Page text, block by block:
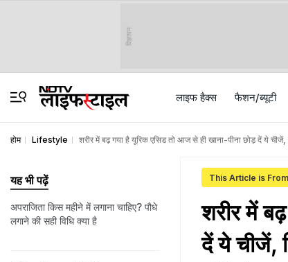
विज्ञापन
लाइफ हैक्स फैशन/ब्‍यूटी
होम Lifestyle शरीर में बढ़ गया है यूरिक एसिड तो आज से ही खाना-पीना छोड़ दें ये
This Article is
शरीर में
दें ये चीजें,
यह भी पढ़ें
अपराजिता किस महीने में लगाना चाहिए? पौधे
लगाने की सही विधि क्या है